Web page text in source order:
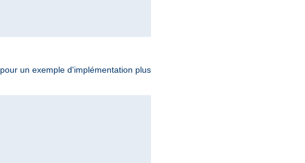
pour un exemple d'implémentation plus